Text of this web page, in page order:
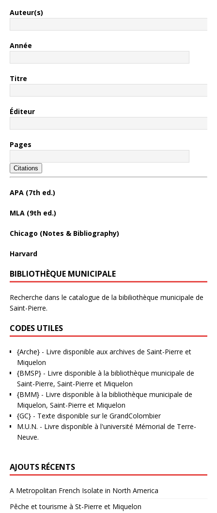
Auteur(s)
Année
Titre
Éditeur
Pages
Citations
APA (7th ed.)
MLA (9th ed.)
Chicago (Notes & Bibliography)
Harvard
BIBLIOTHÈQUE MUNICIPALE
Recherche dans le catalogue de la bibiliothèque municipale de
Saint-Pierre.
CODES UTILES
{Arche} - Livre disponible aux archives de Saint-Pierre et
Miquelon
{BMSP} - Livre disponible à la bibliothèque municipale de
Saint-Pierre, Saint-Pierre et Miquelon
{BMM} - Livre disponible à la bibliothèque municipale de
Miquelon, Saint-Pierre et Miquelon
{GC} - Texte disponible sur le GrandColombier
M.U.N. - Livre disponible à l'université Mémorial de Terre-
Neuve.
AJOUTS RÉCENTS
A Metropolitan French Isolate in North America
Pêche et tourisme à St-Pierre et Miquelon